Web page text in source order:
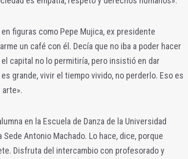
figuras como Pepe Mujica, ex presidente
un café con él. Decía que no iba a poder hacer
capital no lo permitiría, pero insistió en dar
grande, vivir el tiempo vivido, no perderlo. Eso es
en la Escuela de Danza de la Universidad
Antonio Machado. Lo hace, dice, porque
Disfruta del intercambio con profesorado y